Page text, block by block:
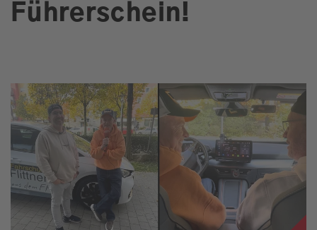
Aktionen & Events
Sendungen
Empfang
Webradio
Moderatoren
Führerschein!